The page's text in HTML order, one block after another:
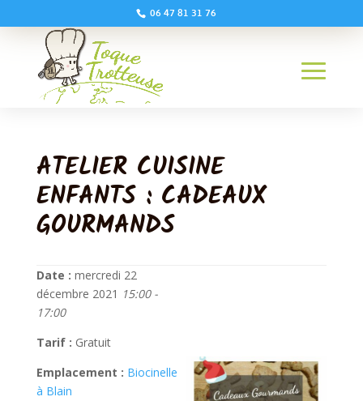
06 47 81 31 76
ATELIER CUISINE
ENFANTS : CADEAUX
GOURMANDS
Date : mercredi 22
décembre 2021 15:00 -
17:00
Tarif : Gratuit
Emplacement : Biocinelle
à Blain